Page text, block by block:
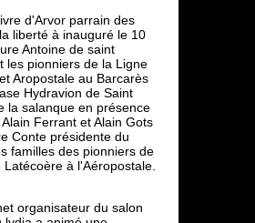
d'Arvor parrain des
liberté à inauguré le 10
Antoine de saint
les pionniers de la Ligne
Aropostale au Barcarès
Hydravion de Saint
la salanque en présence
Ferrant et Alain Gots
Conte présidente du
familles des pionniers de
Latécoère à l'Aéropostale.
organisateur du salon